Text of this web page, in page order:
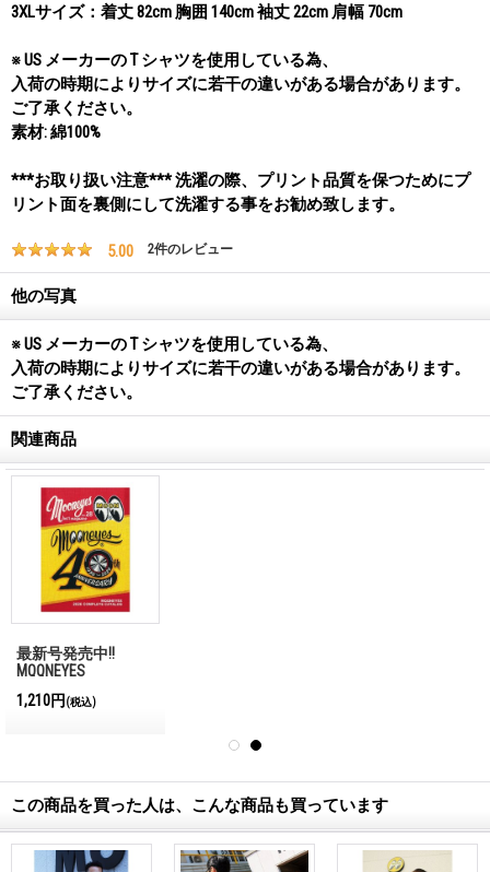
3XLサイズ：着丈 82cm 胸囲 140cm 袖丈 22cm 肩幅 70cm
※ US メーカーの T シャツを使用している為、
入荷の時期によりサイズに若干の違いがある場合があります。
ご了承ください。
素材: 綿100%
***お取り扱い注意*** 洗濯の際、プリント品質を保つためにプ
リント面を裏側にして洗濯する事をお勧め致します。
5.00 2件のレビュー
他の写真
※ US メーカーの T シャツを使用している為、
入荷の時期によりサイズに若干の違いがある場合があります。
ご了承ください。
関連商品
最新号発売中!!
MQQNEYES
Magazine No.28 2026
1,210円 (税込)
この商品を買った人は、こんな商品も買っています